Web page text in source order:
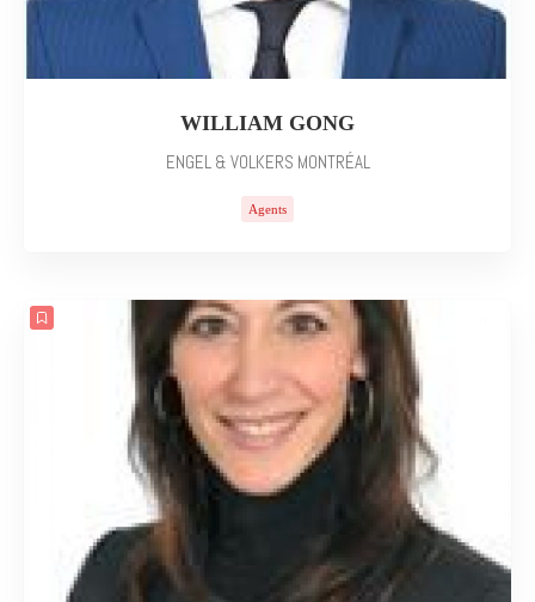
WILLIAM GONG
ENGEL & VOLKERS MONTRÉAL
Agents